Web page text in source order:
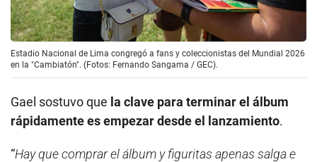
Estadio Nacional de Lima congregó a fans y coleccionistas del Mundial 2026
en la "Cambiatón". (Fotos: Fernando Sangama / GEC).
Gael sostuvo que la clave para terminar el álbum
rápidamente es empezar desde el lanzamiento.
“Hay que comprar el álbum y figuritas apenas salga e